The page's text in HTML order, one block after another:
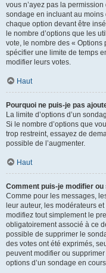
vous n’ayez pas la
sondage en incluant au
chaque option devant être
le nombre d’options que les
vote, le nombre des «
spécifier une limite de temps
modifier leurs votes.
Haut
Pourquoi ne puis-je pas
La limite d’options d’un
Si le nombre d’options que
trop restreint, essayez de
possible de l’augmenter.
Haut
Comment puis-je modifier
Comme pour les messages,
leur auteur, les modérateurs
modifiez tout simplement le
obligatoirement associé à ce
possible de supprimer le
des votes ont été exprimés,
peuvent modifier ou
options d’un sondage en